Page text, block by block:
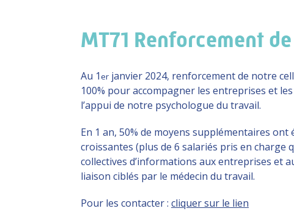
MT71 Renforcement
Au 1er janvier 2024, renforcement de notre
100% pour accompagner les entreprises et
l’appui de notre psychologue du travail.
En 1 an, 50% de moyens supplémentaires
croissantes (plus de 6 salariés pris en
collectives d’informations aux entreprises et
liaison ciblés par le médecin du travail.
Pour les contacter : cliquer sur le lien